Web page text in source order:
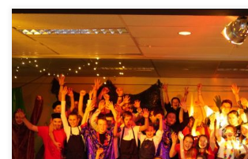
De seniorengroep (de oudste kinderen van
organiseerde vandaag een Eetertainmarkt. Via
marktkramen en stands met entertainment
bezoekers een wereldreis. Zo kon er een
gegeten worden en Belgische wafels met ijs,
bierproeverij en in een Amerikaans casino kon